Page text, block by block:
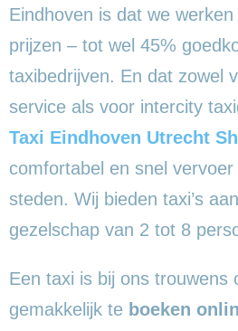
Eindhoven is dat we
prijzen – tot wel 45%
taxibedrijven. En dat zowel
service als voor intercity
Taxi Eindhoven Utrecht
comfortabel en snel
steden. Wij bieden taxi’s
gezelschap van 2 tot 8
Een taxi is bij ons trouwens
gemakkelijk te boeken